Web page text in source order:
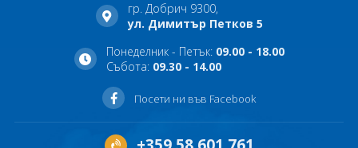
гр. Добрич 9300,
ул. Димитър Петков 5
Понеделник - Петък: 09.00 - 18.00
Събота: 09.30 - 14.00
Посети ни във Facebook